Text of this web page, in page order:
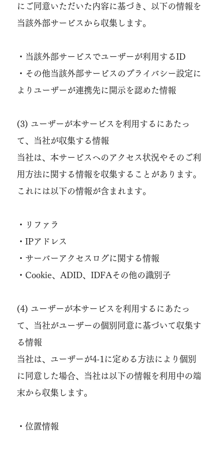
にご同意いただいた内容に基づき、以下の情報を
当該外部サービスから収集します。
・当該外部サービスでユーザーが利用するID
・その他当該外部サービスのプライバシー設定に
よりユーザーが連携先に開示を認めた情報
(3) ユーザーが本サービスを利用するにあたっ
て、当社が収集する情報
当社は、本サービスへのアクセス状況やそのご利
用方法に関する情報を収集することがあります。
これには以下の情報が含まれます。
・リファラ
・IPアドレス
・サーバーアクセスログに関する情報
・Cookie、ADID、IDFAその他の識別子
(4) ユーザーが本サービスを利用するにあたっ
て、当社がユーザーの個別同意に基づいて収集す
る情報
当社は、ユーザーが4-1に定める方法により個別
に同意した場合、当社は以下の情報を利用中の端
末から収集します。
・位置情報